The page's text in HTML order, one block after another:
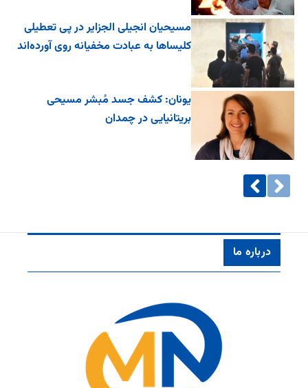
مسیحیان انجیلی الجزایر در پی تعطیلی
کلیساها به عبادت مخفیانه روی آورده‌اند
یونان: کشف جسد مُبشر مسیحی
بریتانیایی در چمدان
درباره ما